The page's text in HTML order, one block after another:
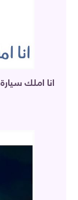
انا املك سيارة